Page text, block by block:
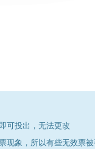
可投出，无法更改
现象，所以有些无效票被